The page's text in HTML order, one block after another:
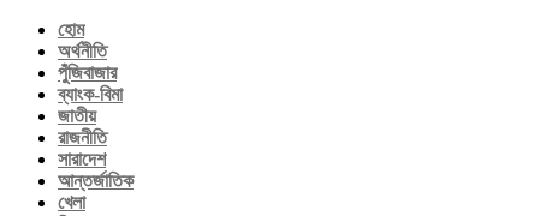
হোম
অর্থনীতি
পুঁজিবাজার
ব্যাংক-বিমা
জাতীয়
রাজনীতি
সারাদেশ
আন্তর্জাতিক
খেলা